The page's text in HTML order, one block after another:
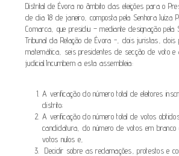
Distrital de Évora no âmbito das eleições para o
de dia 18 de janeiro, composta pela Senhora Juíza
Comarca, que presidiu – mediante designação pela
Tribunal da Relação de Évora -, dois juristas, dois
matemática, seis presidentes de secção de voto e
judicial.Incumbem a esta assembleia:
A verificação do número total de eleitores
distrito;
A verificação do número total de votos
candidatura, do número de votos em
votos nulos e,
Decidir sobre as reclamações, protestos e